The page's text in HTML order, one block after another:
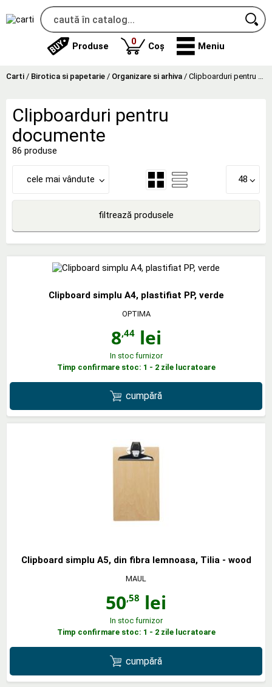
Produse 0produse
Coș Meniu
Carti / Birotica si papetarie / Organizare si arhiva / Clipboarduri pentru documente
Clipboarduri pentru
documente
86 produse
cele mai vândute 48
filtrează produsele
Clipboard simplu A4, plastifiat PP, verde
OPTIMA
8,44lei
In stoc furnizor
Timp confirmare stoc: 1 - 2 zile lucratoare
cumpără
Clipboard simplu A5, din fibra lemnoasa, Tilia - wood
MAUL
50,58 lei
In stoc furnizor
Timp confirmare stoc: 1 - 2 zile lucratoare
cumpără